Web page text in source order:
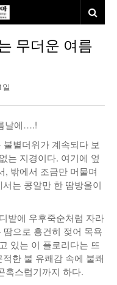
무더운 여름
날에….!
볕더위가 계속되다 보
는 지경이다. 여기에 엎
, 밖에서 조금만 머물며
는 콩알만 한 땀방울이
밭에 우후죽순처럼 자라
으로 흥건히 젖어 목욕
있는 이 플로리다는 뜨
한 불 유쾌감 속에 불쾌
혹스럽기까지 하다.